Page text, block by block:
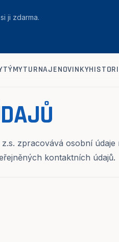
ji zdarma.
TÝMYTURNAJENOVINKY
zpracovává osobní údaje
kontaktních údajů.